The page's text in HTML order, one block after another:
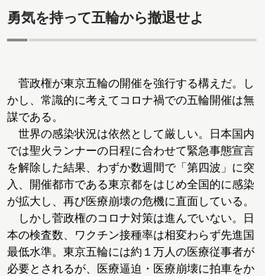
勇気を持って五輪から撤退せよ
菅政権が東京五輪の開催を強行する構えだ。し
かし、常識的に考えてコロナ禍での五輪開催は無
謀である。
世界の感染状況は依然として厳しい。日本国内
では聖火ランナーの日程に合わせて緊急事態宣言
を解除した結果、わずか数週間で「第四波」に突
入、開催都市である東京都をはじめ全国的に感染
が拡大し、再び医療崩壊の危機に直面している。
しかし菅政権のコロナ対策は進んでいない。日
本の検査数、ワクチン接種率は相変わらず先進国
最低水準。東京五輪には約１万人の医療従事者が
必要とされるが、医療逼迫・医療崩壊に拍車をか